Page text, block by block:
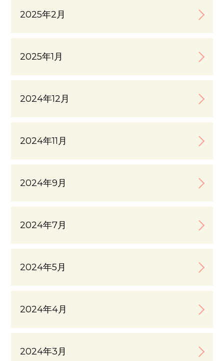
2025年2月
2025年1月
2024年12月
2024年11月
2024年9月
2024年7月
2024年5月
2024年4月
2024年3月